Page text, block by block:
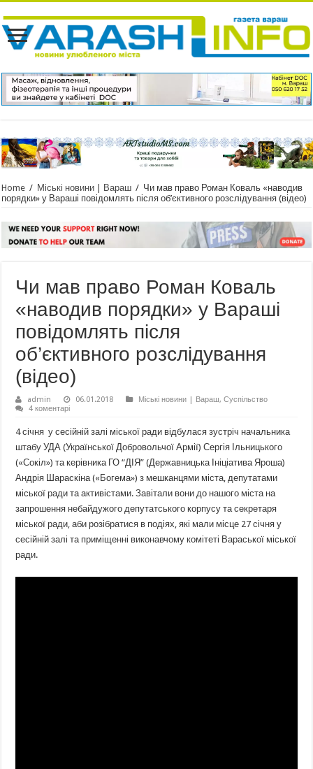
Home / Міські новини | Вараш / Чи мав право Роман Коваль «наводив
порядки» у Вараші повідомлять після об’єктивного розслідування (відео)
Чи мав право Роман Коваль
«наводив порядки» у Вараші
повідомлять після
об’єктивного розслідування
(відео)
admin 06.01.2018 Міські новини | Вараш,Суспільство
4 коментарі
4 січня у сесійній залі міської ради відбулася зустріч начальника
штабу УДА (Української Добровольчої Армії) Сергія Ільницького
(«Сокіл») та керівника ГО “ДІЯ” (Державницька Ініціатива Яроша)
Андрія Шараскіна («Богема») з мешканцями міста, депутатами
міської ради та активістами. Завітали вони до нашого міста на
запрошення небайдужого депутатського корпусу та секретаря
міської ради, аби розібратися в подіях, які мали місце 27 січня у
сесійній залі та приміщенні виконавчому комітеті Вараської міської
ради.